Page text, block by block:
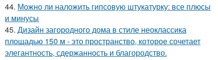
44. Можно ли наложить гипсовую штукатурку: все плюсы
и минусы
45. Дизайн загородного дома в стиле неоклассика
площадью 150 м - это пространство, которое сочетает
элегантность, сдержанность и благородство.